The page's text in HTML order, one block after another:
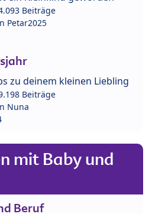
Beiträge
Petar2025
zu deinem kleinen Liebling
Beiträge
Nuna
mit Baby und
Beruf